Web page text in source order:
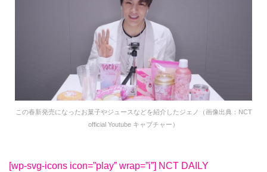
この春新発売になったお菓子やジュースなどを紹介したジェノ（画像出典：NCT
official Youtube キャプチャー）
[wp-svg-icons icon=”play” wrap=”i”] NCT DAILY